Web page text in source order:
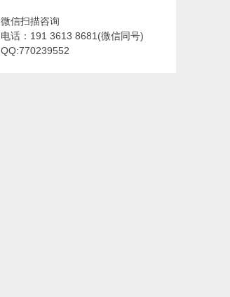
微信扫描咨询
电话：191 3613 8681(微信同号)
QQ:770239552